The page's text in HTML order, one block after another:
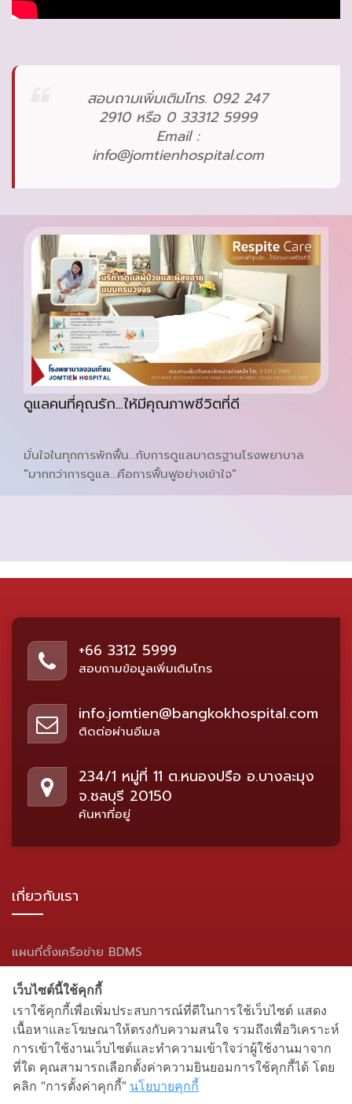
สอบถามเพิ่มเติมโทร. 092 247
2910 หรือ 0 33312 5999
Email :
info@jomtienhospital.com
ดูแลคนที่คุณรัก…ให้มีคุณภาพชีวิตที่ดี
มั่นใจในทุกการพักฟื้น…กับการดูแลมาตรฐานโรงพยาบาล
"มากกว่าการดูแล…คือการฟื้นฟูอย่างเข้าใจ"
+66 3312 5999
สอบถามข้อมูลเพิ่มเติมโทร
info.jomtien@bangkokhospital.com
ติดต่อผ่านอีเมล
234/1 หมู่ที่ 11 ต.หนองปรือ อ.บางละมุง
จ.ชลบุรี 20150
ค้นหาที่อยู่
เกี่ยวกับเรา
แผนที่ตั้งเครือข่าย BDMS
แผนผังเว็บไซต์
สื่อสังคมออนไลน์
เว็บไซต์นี้ใช้คุกกี้
เราใช้คุกกี้เพื่อเพิ่มประสบการณ์ที่ดีในการใช้เว็บไซต์ แสดง
เนื้อหาและโฆษณาให้ตรงกับความสนใจ รวมถึงเพื่อวิเคราะห์
การเข้าใช้งานเว็บไซต์และทำความเข้าใจว่าผู้ใช้งานมาจาก
ที่ใด คุณสามารถเลือกตั้งค่าความยินยอมการใช้คุกกี้ได้ โดย
คลิก “การตั้งค่าคุกกี้” นโยบายคุกกี้